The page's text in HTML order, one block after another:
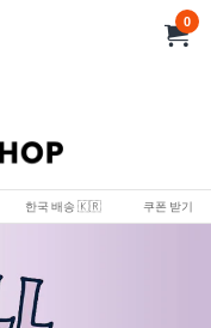
0
한국 배송 🇰🇷 쿠폰 받기